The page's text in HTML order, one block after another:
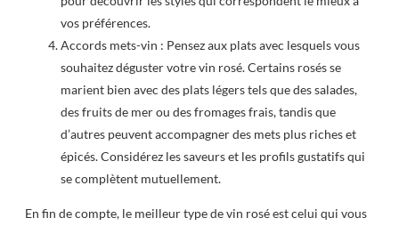
vos préférences.
Accords mets-vin : Pensez aux plats avec lesquels vous
souhaitez déguster votre vin rosé. Certains rosés se
marient bien avec des plats légers tels que des salades,
des fruits de mer ou des fromages frais, tandis que
d’autres peuvent accompagner des mets plus riches et
épicés. Considérez les saveurs et les profils gustatifs qui
se complètent mutuellement.
En fin de compte, le meilleur type de vin rosé est celui qui vous